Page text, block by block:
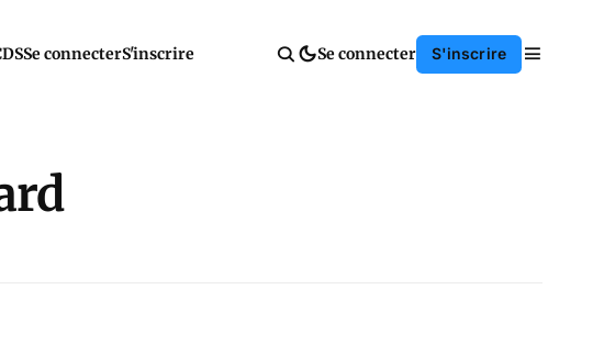
Se connecterS'inscrire Se connecter S'inscrire